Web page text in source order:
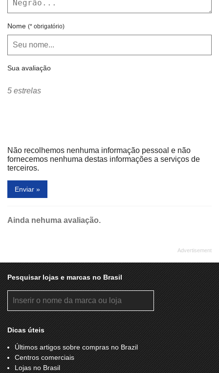
Nome (* obrigatório)
Sua avaliação
5 estrelas
Não recolhemos nenhuma informação pessoal e não
fornecemos nenhuma destas informações a serviços de
terceiros.
Enviar »
Ainda nehuma avaliação.
Pesquisar lojas e marcas no Brasil
Dicas úteis
Últimos artigos sobre compras no Brazil
Centros comerciais
Lojas no Brasil